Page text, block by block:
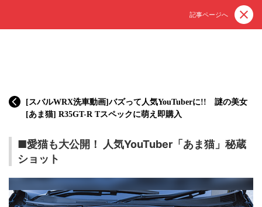
記事ページへ
[スバルWRX洗車動画]バズって人気YouTuberに!! 謎の美女
[あま猫] R35GT-R Tスペックに萌え即購入
■愛猫も大公開！ 人気YouTuber「あま猫」秘蔵
ショット